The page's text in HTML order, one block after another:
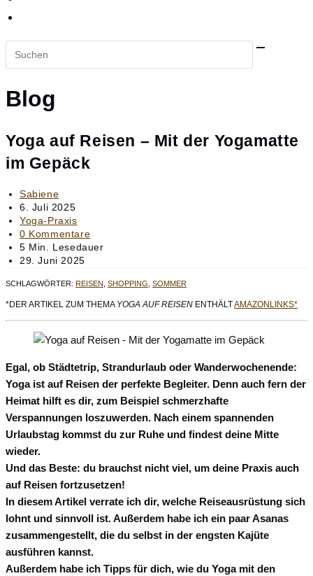
Website
durchsuchen
Blog
Yoga auf Reisen – Mit der Yogamatte
im Gepäck
Beitrags-
Autor:
Sabiene
Beitrag
veröffentlicht:
6. Juli 2025
Beitrags-
Kategorie:
Yoga-Praxis
Beitrags-
Kommentare:
0 Kommentare
Lesedauer:
5 Min. Lesedauer
Beitrag
geändert
am:
29. Juni 2025
SCHLAGWÖRTER: REISEN, SHOPPING, SOMMER
*DER ARTIKEL ZUM THEMA YOGA AUF REISEN ENTHÄLTAMAZONLINKS*
Egal, ob Städtetrip, Strandurlaub oder Wanderwochenende:
Yoga ist auf Reisen der perfekte Begleiter. Denn auch fern der
Heimat hilft es dir, zum Beispiel schmerzhafte
Verspannungen loszuwerden. Nach einem spannenden
Urlaubstag kommst du zur Ruhe und findest deine Mitte
wieder.
Und das Beste: du brauchst nicht viel, um deine Praxis auch
auf Reisen fortzusetzen!
In diesem Artikel verrate ich dir, welche Reiseausrüstung sich
lohnt und sinnvoll ist. Außerdem habe ich ein paar Asanas
zusammengestellt, die du selbst in der engsten Kajüte
ausführen kannst.
Außerdem habe ich Tipps für dich, wie du Yoga mit den